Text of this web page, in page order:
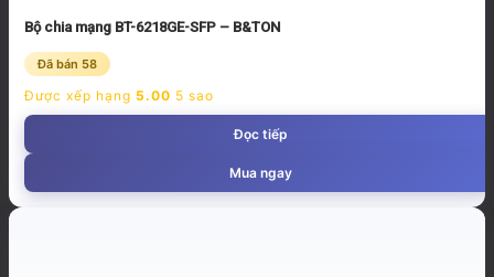
Bộ chia mạng BT-6218GE-SFP – B&TON
Đã bán 58
Được xếp hạng 5.00 5 sao
Đọc tiếp
Mua ngay